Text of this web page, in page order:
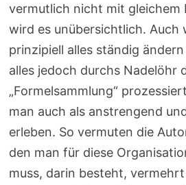
vermutlich nicht mit gleichem
wird es unübersichtlich. Auch
prinzipiell alles ständig
alles jedoch durchs Nadelöhr
„Formelsammlung“
man auch als anstrengend
erleben. So vermuten die
den man für diese
muss, darin besteht,